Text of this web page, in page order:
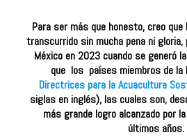
Para ser más que honesto, creo que
transcurrido sin mucha pena ni gloria,
México en 2023 cuando se generó
que los países miembros de la
Directrices para la Acuacultura
siglas en inglés), las cuales son,
más grande logro alcanzado por
últimos años.